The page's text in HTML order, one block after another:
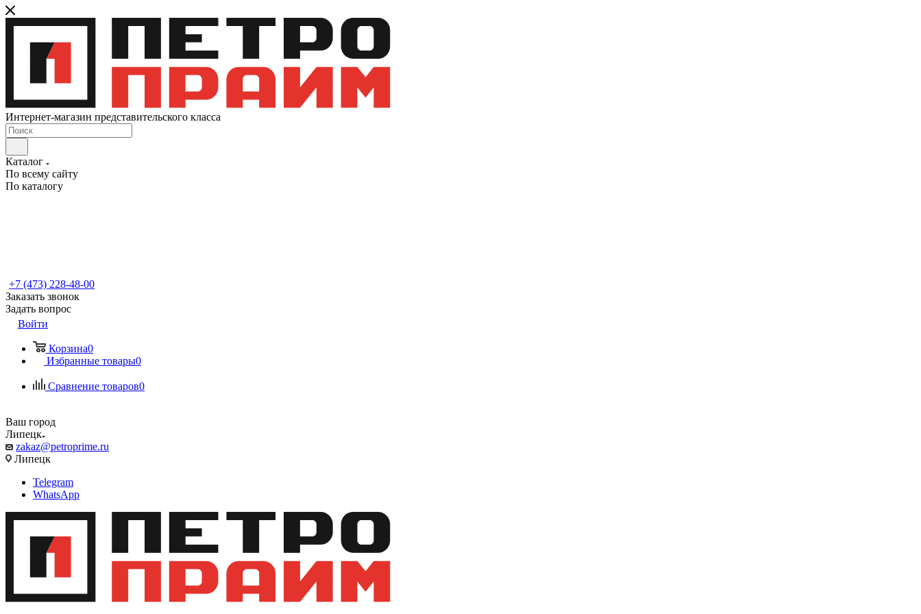
Интернет-магазин представительского класса
Каталог
По всему сайту
По каталогу
+7 (473) 228-48-00
Заказать звонок
Задать вопрос
Войти
Корзина0
Избранные товары0
Сравнение товаров0
Ваш город
Липецк
zakaz@petroprime.ru
Липецк
Telegram
WhatsApp